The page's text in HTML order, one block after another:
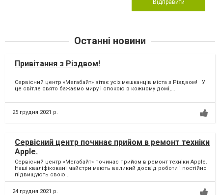
Відправити
Останні новини
Привітання з Різдвом!
Сервісний центр «Мегабайт» вітає усіх мешканців міста з Різдвом! У
це світле свято бажаємо миру і спокою в кожному домі,...
25 грудня 2021 р.
Сервісний центр починає прийом в ремонт техніки
Apple.
Сервісний центр «Мегабайт» починає прийом в ремонт техніки Apple.
Наші кваліфіковані майстри мають великий досвід роботи і постійно
підвищують свою...
24 грудня 2021 р.